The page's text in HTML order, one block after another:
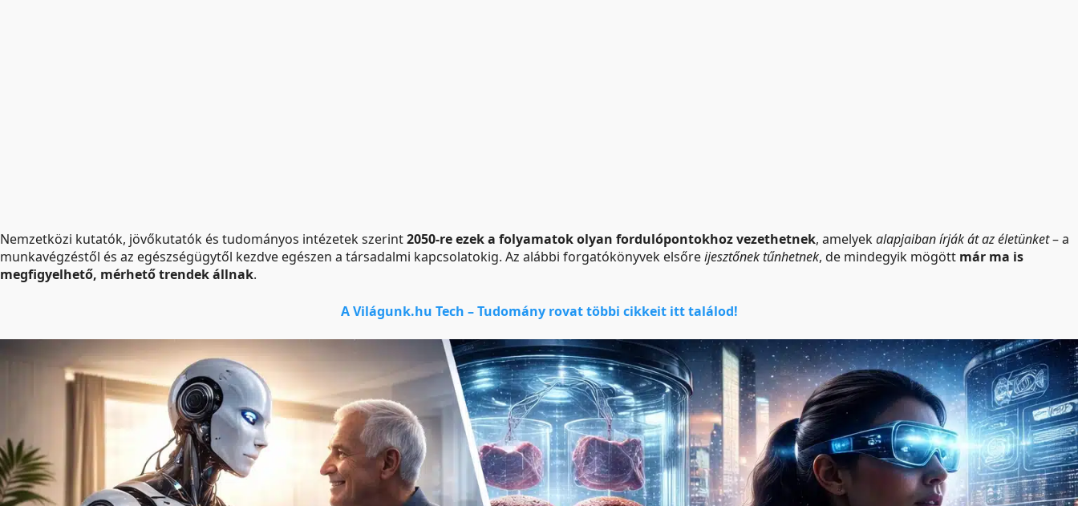
Nemzetközi kutatók, jövőkutatók és tudományos intézetek szerint2050-re ezek a folyamatok olyan fordulópontokhoz vezethetnek, amelyekalapjaiban írják át az életünket– a
munkavégzéstől és az egészségügytől kezdve egészen a társadalmi kapcsolatokig. Az alábbi forgatókönyvek elsőreijesztőnek tűnhetnek, de mindegyik mögött már ma is
megfigyelhető, mérhető trendek állnak.
A Világunk.hu Tech – Tudomány rovat többi cikkeit itt találod!